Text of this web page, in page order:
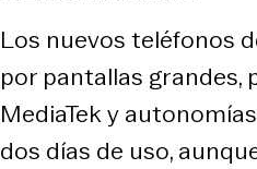
Los nuevos teléfonos
por pantallas grandes,
MediaTek y
dos días de uso,